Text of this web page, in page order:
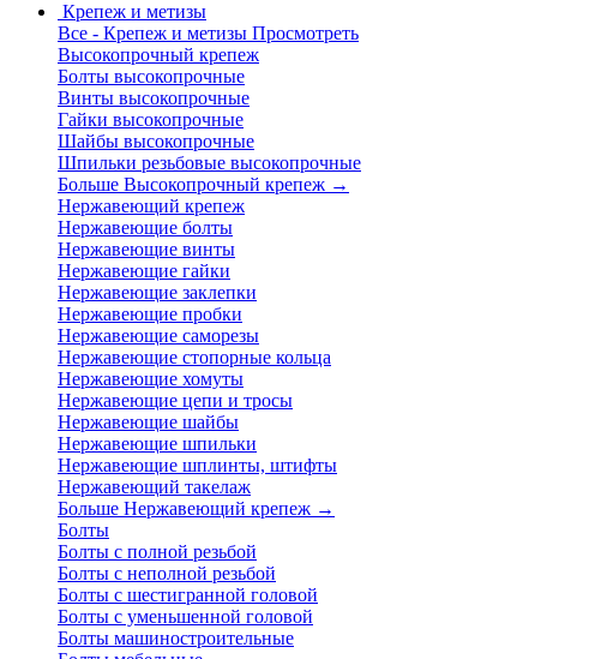
Крепеж и метизы
Все - Крепеж и метизы Просмотреть
Высокопрочный крепеж
Болты высокопрочные
Винты высокопрочные
Гайки высокопрочные
Шайбы высокопрочные
Шпильки резьбовые высокопрочные
Больше Высокопрочный крепеж →
Нержавеющий крепеж
Нержавеющие болты
Нержавеющие винты
Нержавеющие гайки
Нержавеющие заклепки
Нержавеющие пробки
Нержавеющие саморезы
Нержавеющие стопорные кольца
Нержавеющие хомуты
Нержавеющие цепи и тросы
Нержавеющие шайбы
Нержавеющие шпильки
Нержавеющие шплинты, штифты
Нержавеющий такелаж
Больше Нержавеющий крепеж →
Болты
Болты с полной резьбой
Болты с неполной резьбой
Болты с шестигранной головой
Болты с уменьшенной головой
Болты машиностроительные